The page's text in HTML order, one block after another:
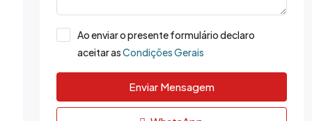
Ao enviar o presente formulário declaro
aceitar asCondições Gerais
Enviar Mensagem